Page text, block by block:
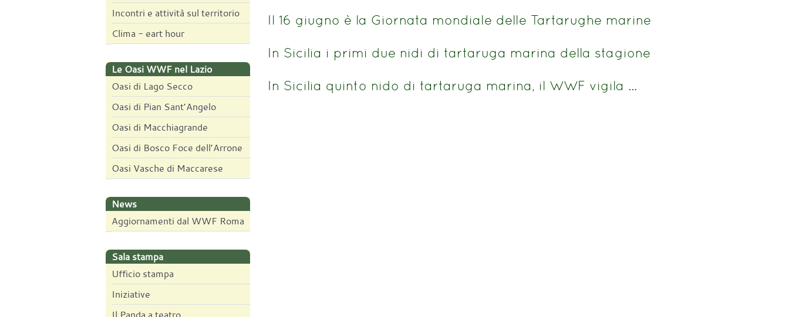
Incontri e attività sul territorio
Clima - eart hour
Le Oasi WWF nel Lazio
Oasi di Lago Secco
Oasi di Pian Sant’Angelo
Oasi di Macchiagrande
Oasi di Bosco Foce dell’Arrone
Oasi Vasche di Maccarese
News
Aggiornamenti dal WWF Roma
Sala stampa
Ufficio stampa
Iniziative
Il 16 giugno è la Giornata mondiale delle Tartarughe marine
In Sicilia i primi due nidi di tartaruga marina della stagione
In Sicilia quinto nido di tartaruga marina, il WWF vigila …